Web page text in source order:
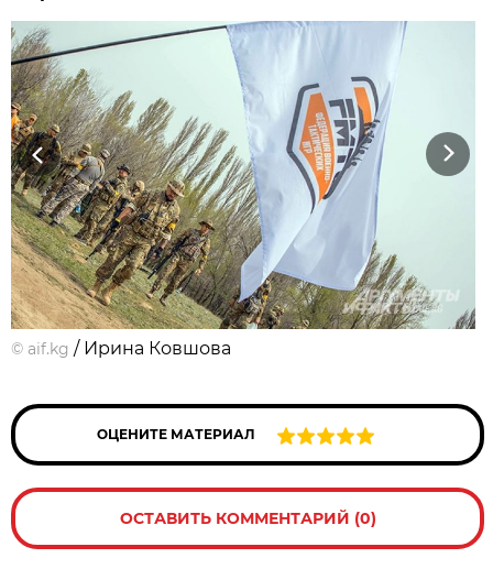
Previous Next
© aif.kg / Ирина Ковшова
ОЦЕНИТЕ МАТЕРИАЛ
ОСТАВИТЬ КОММЕНТАРИЙ (0)